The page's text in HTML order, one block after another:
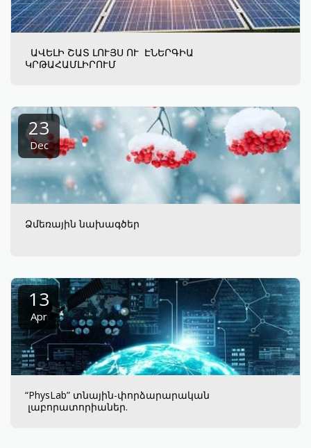
ԱՎԵԼԻ ՇԱՏ ԼՈՒՅՍ ՈՒ ԷՆԵՐԳԻԱ
ԿՐԹԱՀԱՄԼԻՐՈՒՄ
23
Dec
Ձմեռային նախագծեր
13
Apr
“PhysLab” տնային-փորձարարական
լաբորատորիաներ.